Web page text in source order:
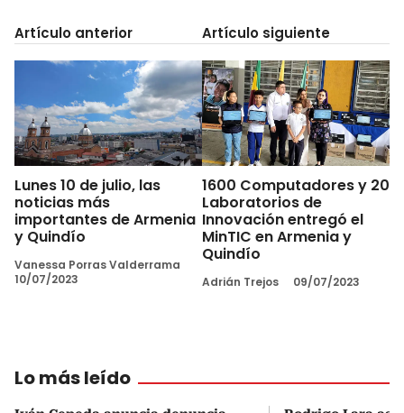
Artículo anterior
Lunes 10 de julio, las
noticias más
importantes de Armenia
y Quindío
Vanessa Porras Valderrama
10/07/2023
Artículo siguiente
1600 Computadores y 20
Laboratorios de
Innovación entregó el
MinTIC en Armenia y
Quindío
Adrián Trejos 09/07/2023
Lo más leído